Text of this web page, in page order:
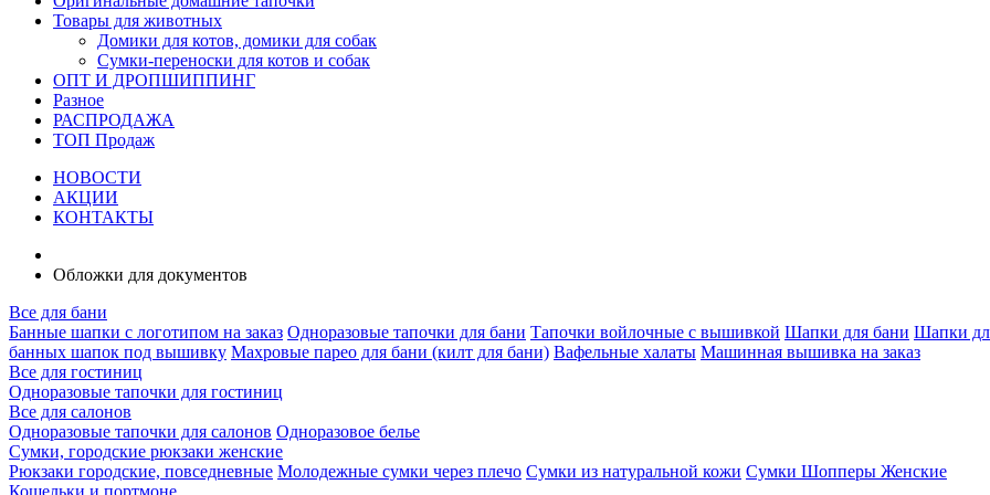
Товары для животных
Домики для котов, домики для собак
Сумки-переноски для котов и собак
ОПТ И ДРОПШИППИНГ
Разное
РАСПРОДАЖА
ТОП Продаж
НОВОСТИ
АКЦИИ
КОНТАКТЫ
Обложки для документов
Все для бани
Банные шапки с логотипом на заказ Одноразовые тапочки для бани Тапочки войлочные с вышивкой Шапки для бани Шапки
банных шапок под вышивку Махровые парео для бани (килт для бани) Вафельные халаты Машинная вышивка на заказ
Все для гостиниц
Одноразовые тапочки для гостиниц
Все для салонов
Одноразовые тапочки для салонов Одноразовое белье
Сумки, городские рюкзаки женские
Рюкзаки городские, повседневные Молодежные сумки через плечо Сумки из натуральной кожи Сумки Шопперы Женские
Кошельки и портмоне